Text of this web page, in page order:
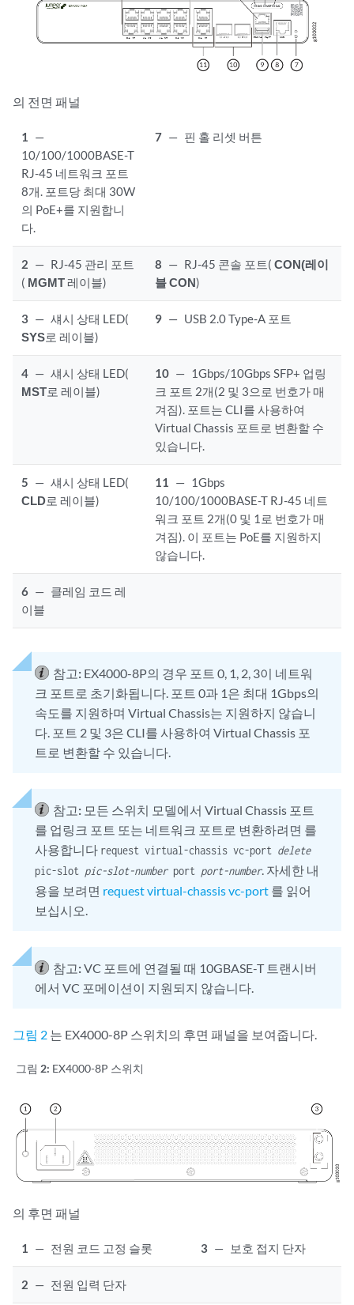
의 전면 패널
1 —
10/100/1000BASE-T
RJ-45 네트워크 포트
8개. 포트당 최대 30W
의 PoE+를 지원합니
다.
7 — 핀 홀 리셋 버튼
2 — RJ-45 관리 포트
( MGMT레이블)
8 — RJ-45 콘솔 포트(CON(레이
블 CON)
3 — 섀시 상태 LED(
SYS로 레이블)
9 — USB 2.0 Type-A 포트
4 — 섀시 상태 LED(
MST로 레이블)
10 — 1Gbps/10Gbps SFP+ 업링
크 포트 2개(2 및 3으로 번호가 매
겨짐). 포트는 CLI를 사용하여
Virtual Chassis 포트로 변환할 수
있습니다.
5 — 섀시 상태 LED(
CLD로 레이블)
11 — 1Gbps
10/100/1000BASE-T RJ-45 네트
워크 포트 2개(0 및 1로 번호가 매
겨짐). 이 포트는 PoE를 지원하지
않습니다.
6 — 클레임 코드 레
이블
참고: EX4000-8P의 경우 포트 0, 1, 2, 3이 네트워
크 포트로 초기화됩니다. 포트 0과 1은 최대 1Gbps의
속도를 지원하며 Virtual Chassis는 지원하지 않습니
다. 포트 2 및 3은 CLI를 사용하여 Virtual Chassis 포
트로 변환할 수 있습니다.
참고: 모든 스위치 모델에서 Virtual Chassis 포트
를 업링크 포트 또는 네트워크 포트로 변환하려면 를
사용합니다 request virtual-chassis vc-port delete
pic-slot pic-slot-numberport port-number. 자세한 내
용을 보려면 request virtual-chassis vc-port 를 읽어
보십시오.
참고:VC 포트에 연결될 때 10GBASE-T 트랜시버
에서 VC 포메이션이 지원되지 않습니다.
그림 2 는 EX4000-8P 스위치의 후면 패널을 보여줍니다.
그림 2: EX4000-8P 스위치
의 후면 패널
1 — 전원 코드 고정 슬롯 3 — 보호 접지 단자
2 — 전원 입력 단자